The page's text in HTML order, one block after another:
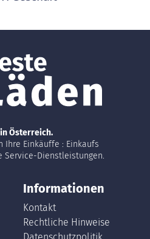
Österreich.
Ihre Einkäuffe : Einkaufs
Service-Dienstleistungen.
Informationen
Kontakt
Rechtliche Hinweise